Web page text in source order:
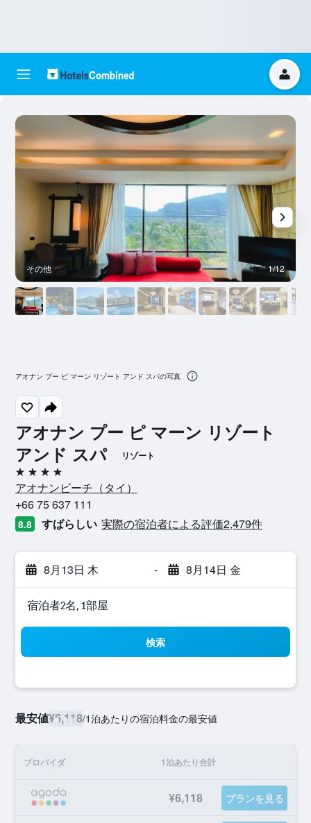
アオナン プー ピ マーン リゾート
アンド スパ
リゾート
4つ星
アオナンビーチ​（タイ​）​
+66 75 637 111
8.8 すばらしい 実際の宿泊者による評価2,479​件
8月13日 木 - 8月14日 金
宿泊者2名, 1​部屋
検索
最安値¥6,118/1泊あたりの宿泊料金の最安値
プロバイダ 1泊あたり合計
¥6,118 プランを見る
その他 1/12
アオナン プー ピ マーン リゾート アンド スパの写真